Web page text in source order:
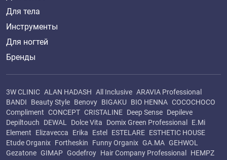
Для тела
Инструменты
Для ногтей
Бренды
3W CLINIC ALAN HADASH All Inclusive ARAVIA Professional
BANDI
Beauty Style Benovy BIGAKU BIO HENNA COCOCHOCO
Compliment CONCEPT CRISTALINE Deep Sense Depileve
Depiltouch
DEWAL Dolce Vita Domix Green Professional
E.Mi
Element
Elizavecca Erika Estel ESTELARE ESTHETIC HOUSE
Etude Organix Fortheskin Funny Organix GA.MA GEHWOL
Gezatone GIMAP Godefroy Hair Company Professional
HEMPZ